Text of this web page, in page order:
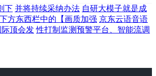
下 并将持续采纳办法 自研大模子就是成
方东西栏中的【画质加强 京东云语音语
际顶会发 性打制监测预警平台、智能流调